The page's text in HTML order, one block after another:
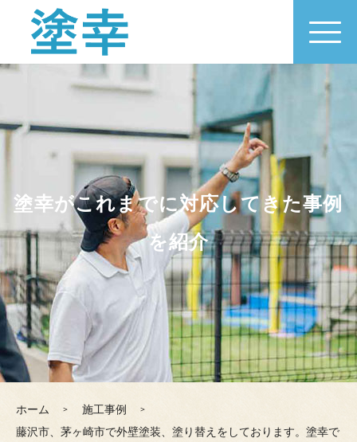
塗幸がこれまでに対応してきた事例
を紹介
ホーム
施工事例
藤沢市、茅ヶ崎市で外壁塗装、塗り替えをしております。塗幸で